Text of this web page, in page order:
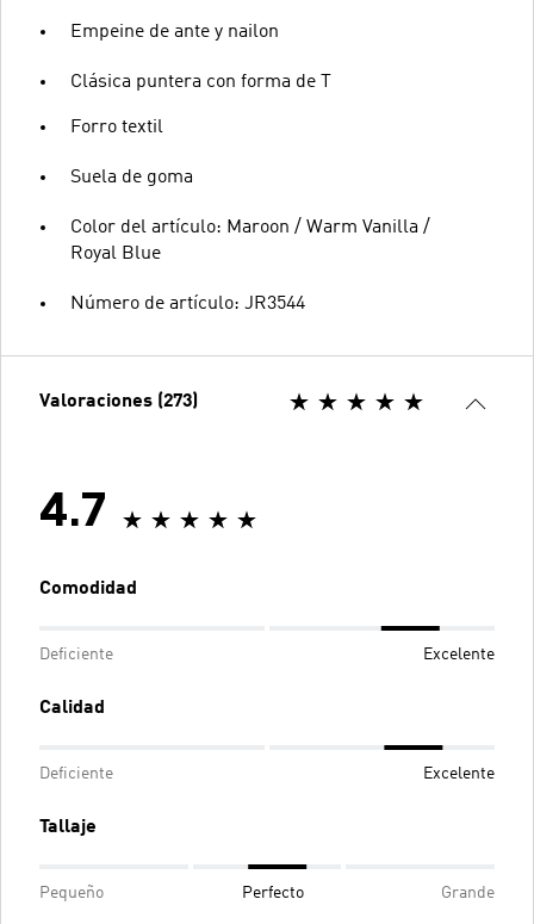
Empeine de ante y nailon
Clásica puntera con forma de T
Forro textil
Suela de goma
Color del artículo: Maroon / Warm Vanilla /
Royal Blue
Número de artículo: JR3544
Valoraciones (273)
4.7
Comodidad
Deficiente Excelente
Calidad
Deficiente Excelente
Tallaje
Pequeño Perfecto Grande